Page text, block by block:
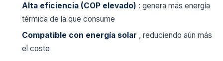
Alta eficiencia (COP elevado) : genera más energía
térmica de la que consume
Compatible con energía solar , reduciendo aún más
el coste